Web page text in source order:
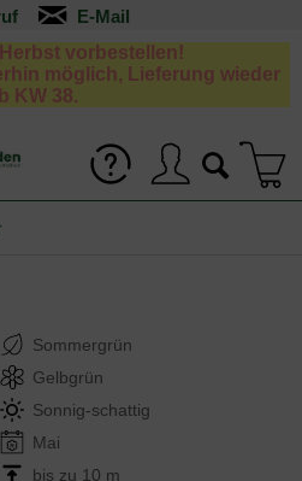
vorbestellen!
möglich, Lieferung wieder
KW 38.
Sommergrün
Gelbgrün
Sonnig-schattig
Mai
bis zu 10 m